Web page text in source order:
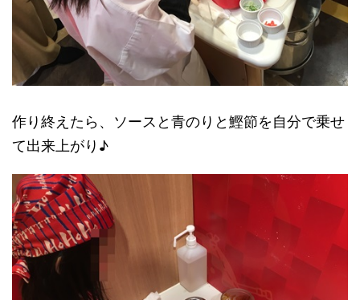
作り終えたら、ソースと青のりと鰹節を自分で乗せ
て出来上がり♪